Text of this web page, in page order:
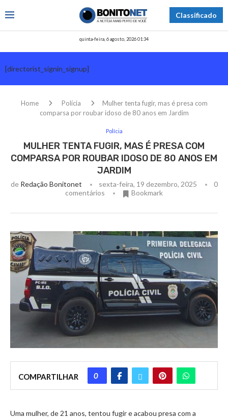
Classificado
quinta-feira, 6 agosto, 2026 01:34
[directorist_signin_signup]
Home Polícia
Mulher tenta fugir, mas é presa com
comparsa por roubar idoso de 80 anos em Jardim
Polícia
MULHER TENTA FUGIR, MAS É PRESA COM
COMPARSA POR ROUBAR IDOSO DE 80 ANOS EM
JARDIM
de Redação Bonitonet sexta-feira, 19 dezembro, 2025
0
comentários
Bookmark
COMPARTILHAR 0
Uma mulher, de 21 anos, tentou fugir e acabou presa com a